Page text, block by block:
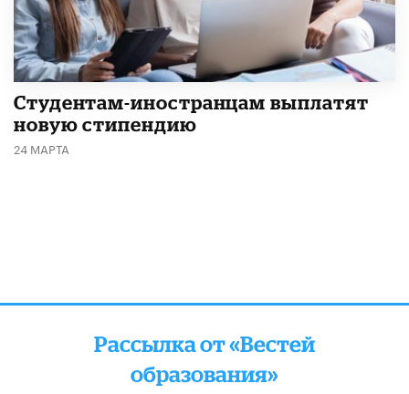
Студентам-иностранцам выплатят
новую стипендию
24 МАРТА
Рассылка от «Вестей
образования»